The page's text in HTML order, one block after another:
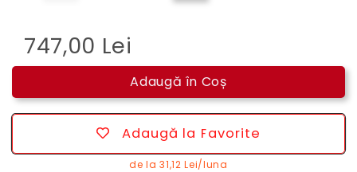
747,00 Lei
Adaugă în Coș
Adaugă la Favorite
de la 31,12 Lei/luna